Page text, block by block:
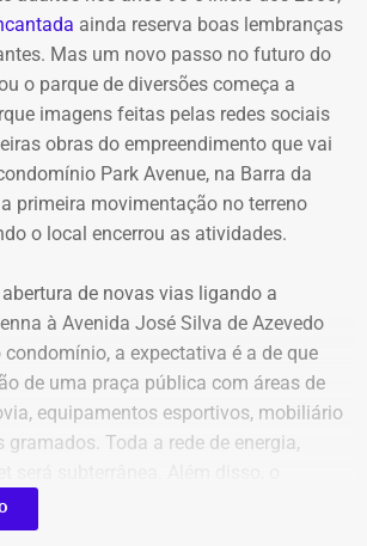
de Fernando Jordão em 2026 — Foto:
Reprodução/Divulgacand
disputou a Prefeitura de São João
declarou patrimônio de R$ 270
200 mil em dinheiro em espécie e
Mitsubishi Triton avaliada em R$ 70
ainda reserva boas lembranças
Mas um novo passo no futuro do
o parque de diversões começa a
imagens feitas pelas redes sociais
obras do empreendimento que vai
Park Avenue, na Barra da
primeira movimentação no terreno
o local encerrou as atividades.
de novas vias ligando a
à Avenida José Silva de Azevedo
condomínio, a expectativa é a de que
de uma praça pública com áreas de
equipamentos esportivos, mobiliário
gramados. Toda a rede de energia,
43 bancos, 33 lixeiras e oito
para mais de 200